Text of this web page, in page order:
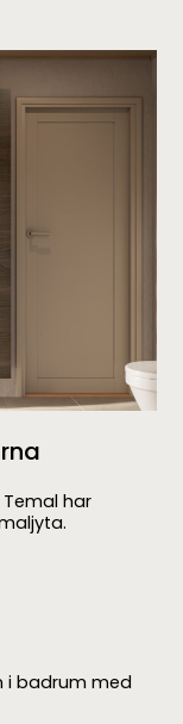
har
i badrum med